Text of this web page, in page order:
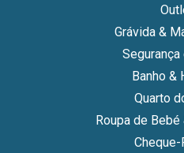
Grávida &
Segurança
Banho &
Quarto
Roupa de
Cheque-